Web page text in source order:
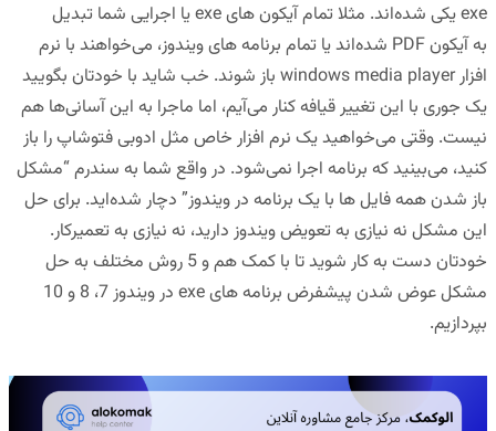
exe
یکی شده‌اند. مثلا تمام آیکون های exe یا اجرایی شما تبدیل
بهآیکون PDF
شده‌اند یا تمام برنامه های ویندوز، می‌خواهند با نرم
افزارwindows media player باز شوند. خب شاید با خودتان بگویید
یک جوری با این تغییر قیافه کنار می‌آیم، اما ماجرا به این آسانی‌ها هم
نیست. وقتی می‌خواهید یک نرم افزار خاص مثل ادوبی فتوشاپرا باز
کنید، می‌بینید که برنامه اجرا نمی‌شود. در واقع شما به سندرم “مشکل
باز شدن همه فایل ها با یک برنامه در ویندوز” دچار شده‌اید. برای حل
این مشکل نه نیازی به تعویض ویندوز دارید، نه نیازی به تعمیرکار.
خودتان دست به کار شوید تا با کمک هم و 5 روش مختلف به
حل
مشکل عوض شدن پیشفرض برنامه های exe
در ویندوز 7، 8 و 10
بپردازیم.